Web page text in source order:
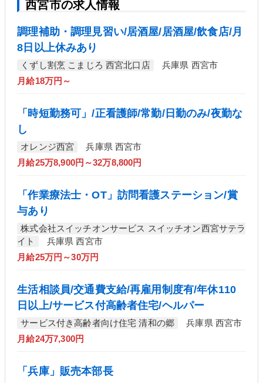
西宮市の求人情報
調理補助・調理見習い/居酒屋/居酒屋/飲食店/月
8日以上休みあり
くずし割烹 こまじろ 西宮北口店
兵庫県 西宮市
月給18万円～
「時短勤務可」/正看護師/常勤/日勤のみ/夜勤な
し
オレンジ西宮
兵庫県 西宮市
月給25万8,900円～32万8,800円
「作業療法士・OT」訪問看護ステーション/賞
与あり
株式会社スイッチオンサービス スイッチオン西宮サテラ
イト
兵庫県 西宮市
月給25万円～30万円
生活相談員/交通費支給/再雇用制度有/年休110
日以上/サービス付高齢者住宅/ヘルパー
サービス付き高齢者向け住宅 清和の郷
兵庫県 西宮市
月給24万7,300円
「兵庫」販売本部長